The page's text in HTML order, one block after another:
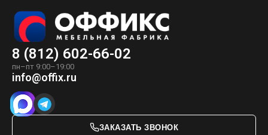
8 (812) 602-66-02
пн–пт 9:00–19:00
info@offix.ru
ЗАКАЗАТЬ ЗВОНОК